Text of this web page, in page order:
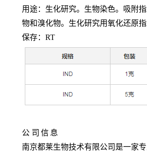
用途：生化研究。生物染色。吸附
物和溴化物。生化研究用氧化还原指
保存： RT
公 司 信 息
南京都莱生物技术有限公司是一家